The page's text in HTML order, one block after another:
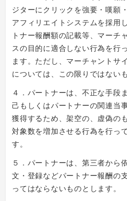
ジターにクリックを強要・嘆願
アフィリエイトシステムを採用
トナー報酬額の記載等、マーチ
スの目的に適合しない行為を行
ます。ただし、マーチャントサ
については、この限りではない
４．パートナーは、不正な手段
己もしくはパートナーの関連当
獲得するため、架空の、虚偽の
対象数を増加させる行為を行っ
す。
５．パートナーは、第三者から
文・登録などパートナー報酬の
ってはならないものとします。